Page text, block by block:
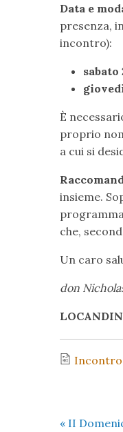
Data e
presenza,
incontro):
sabato
È
proprio
a cui si
insieme.
che,
Un caro
don
« II